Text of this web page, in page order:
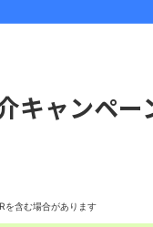
キャンペ
を含む場合があります